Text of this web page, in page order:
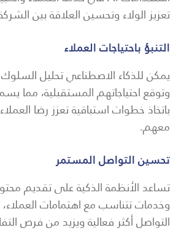
تعزيز الولاء وتحسين العلاقة بين
التنبؤ باحتياجات العملاء
يمكن للذكاء الاصطناعي تحليل
وتوقع احتياجاتهم المستقبلية، مما
باتخاذ خطوات استباقية تعزز رضا
معهم.
تحسين التواصل المستمر
تساعد الأنظمة الذكية على تقديم
وخدمات تتناسب مع اهتمامات
التواصل أكثر فعالية ويزيد من فرص